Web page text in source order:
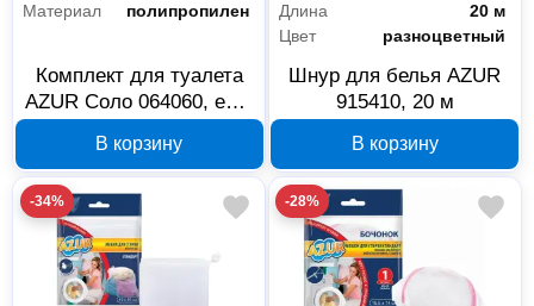
Материал
полипропилен
Комплект для туалета
AZUR Соло 064060, ерш
В корзину
Длина
20 м
Цвет
разноцветный
Шнур для белья AZUR
915410, 20 м
В корзину
-34% -28%